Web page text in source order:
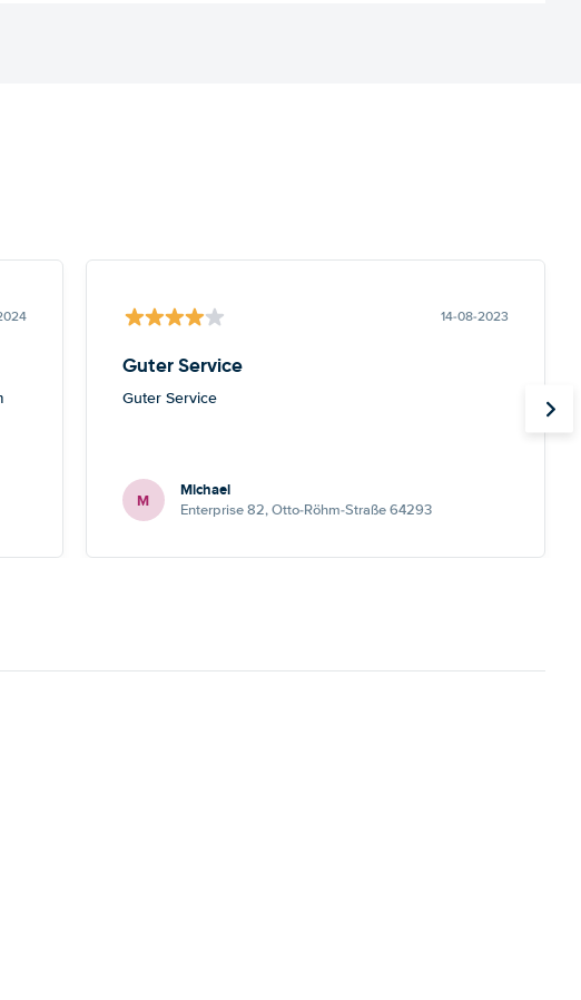
14-08-2023
Guter Service
Guter Service
M Michael
Enterprise 82, Otto-Röhm-Straße 64293